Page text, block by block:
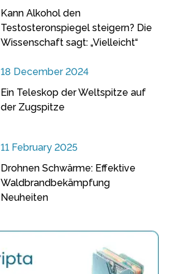
Kann Alkohol den
Testosteronspiegel steigern? Die
Wissenschaft sagt: „Vielleicht“
18 December 2024
Ein Teleskop der Weltspitze auf
der Zugspitze
11 February 2025
Drohnen Schwärme: Effektive
Waldbrandbekämpfung
Neuheiten